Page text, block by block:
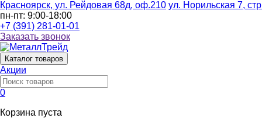
Красноярск, ул. Рейдовая 68д, оф.210 ул. Норильская 7,
пн-пт: 9:00-18:00
+7 (391) 281-01-01
Заказать звонок
Каталог товаров
Акции
0
Корзина пуста